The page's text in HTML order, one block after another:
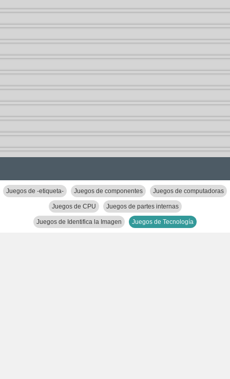
Juegos de -etiqueta- Juegos de componentes Juegos de computadoras
Juegos de CPU Juegos de partes internas
Juegos de Identifica la Imagen Juegos de Tecnología